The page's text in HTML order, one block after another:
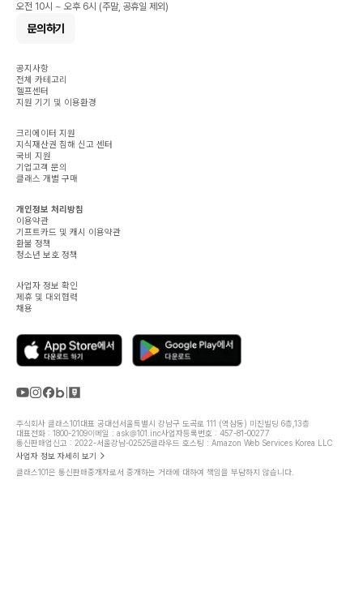
오전 10시 ~ 오후 6시 (주말, 공휴일 제외)
문의하기
공지사항
전체 카테고리
헬프센터
지원 기기 및 이용환경
크리에이터 지원
지식재산권 침해 신고 센터
국비 지원
기업고객 문의
클래스 개별 구매
개인정보 처리방침
이용약관
기프트카드 및 캐시 이용약관
환불 정책
청소년 보호 정책
사업자 정보 확인
제휴 및 대외협력
채용
주식회사 클래스101 대표 공대선서울특별시 강남구 도곡로 111 (역삼동) 미진빌딩 6층,13층
대표전화 : 1800-2109이메일 : ask@101.inc사업자등록번호 : 457-81-00277
통신판매업신고 : 2022-서울강남-02525클라우드 호스팅 : Amazon Web Services Korea LLC
사업자 정보 자세히 보기
클래스101은 통신판매중개자로서 중개하는 거래에 대하여 책임을 부담하지 않습니다.